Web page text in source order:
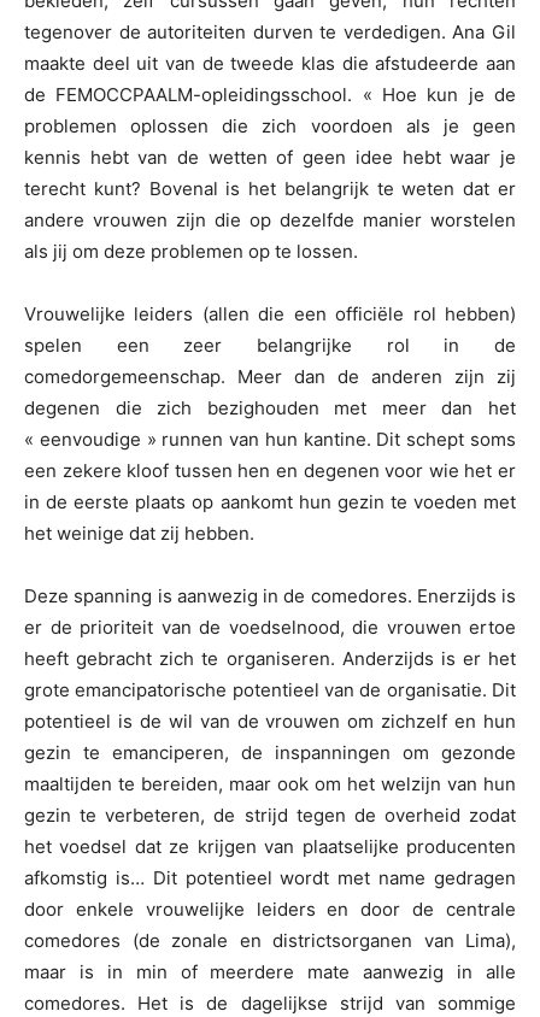
tegenover de autoriteiten durven te verdedigen. Ana Gil
maakte deel uit van de tweede klas die afstudeerde aan
de FEMOCCPAALM-opleidingsschool. « Hoe kun je de
problemen oplossen die zich voordoen als je geen
kennis hebt van de wetten of geen idee hebt waar je
terecht kunt? Bovenal is het belangrijk te weten dat er
andere vrouwen zijn die op dezelfde manier worstelen
als jij om deze problemen op te lossen.
Vrouwelijke leiders (allen die een officiële rol hebben)
spelen een zeer belangrijke rol in de
comedorgemeenschap. Meer dan de anderen zijn zij
degenen die zich bezighouden met meer dan het
« eenvoudige » runnen van hun kantine. Dit schept soms
een zekere kloof tussen hen en degenen voor wie het er
in de eerste plaats op aankomt hun gezin te voeden met
het weinige dat zij hebben.
Deze spanning is aanwezig in de comedores. Enerzijds is
er de prioriteit van de voedselnood, die vrouwen ertoe
heeft gebracht zich te organiseren. Anderzijds is er het
grote emancipatorische potentieel van de organisatie. Dit
potentieel is de wil van de vrouwen om zichzelf en hun
gezin te emanciperen, de inspanningen om gezonde
maaltijden te bereiden, maar ook om het welzijn van hun
gezin te verbeteren, de strijd tegen de overheid zodat
het voedsel dat ze krijgen van plaatselijke producenten
afkomstig is… Dit potentieel wordt met name gedragen
door enkele vrouwelijke leiders en door de centrale
comedores (de zonale en districtsorganen van Lima),
maar is in min of meerdere mate aanwezig in alle
comedores. Het is de dagelijkse strijd van sommige